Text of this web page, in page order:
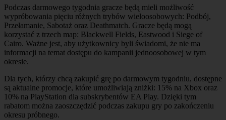
Podczas darmowego tygodnia gracze będą mieli możliwość
wypróbowania pięciu różnych trybów wieloosobowych: Podbój,
Przełamanie, Sabotaż oraz Deathmatch. Gracze będą mogą
korzystać z trzech map: Blackwell Fields, Eastwood i Siege of
Cairo. Ważne jest, aby użytkownicy byli świadomi, że nie ma
informacji na temat dostępu do kampanii jednoosobowej w tym
okresie.
Dla tych, którzy chcą zakupić grę po darmowym tygodniu, dostępne
są aktualne promocje, które umożliwiają zniżki: 15% na Xbox oraz
10% na PlayStation dla subskrybentów EA Play. Dzięki tym
rabatom można zaoszczędzić podczas zakupu gry po zakończeniu
okresu próbnego.